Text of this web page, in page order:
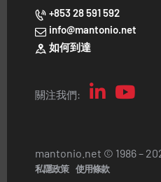
+853 28 591 592
info@mantonio.net
如何到達
關注我們:
mantonio.net © 1986 –
私隱政策 使用條款